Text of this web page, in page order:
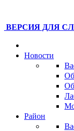
ВЕРСИЯ ДЛЯ
Новости
Район